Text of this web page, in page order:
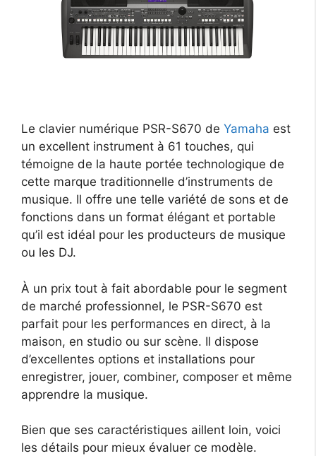
Le clavier numérique PSR-S670 de Yamaha est
un excellent instrument à 61 touches, qui
témoigne de la haute portée technologique de
cette marque traditionnelle d’instruments de
musique. Il offre une telle variété de sons et de
fonctions dans un format élégant et portable
qu’il est idéal pour les producteurs de musique
ou les DJ.
À un prix tout à fait abordable pour le segment
de marché professionnel, le PSR-S670 est
parfait pour les performances en direct, à la
maison, en studio ou sur scène. Il dispose
d’excellentes options et installations pour
enregistrer, jouer, combiner, composer et même
apprendre la musique.
Bien que ses caractéristiques aillent loin, voici
les détails pour mieux évaluer ce modèle.